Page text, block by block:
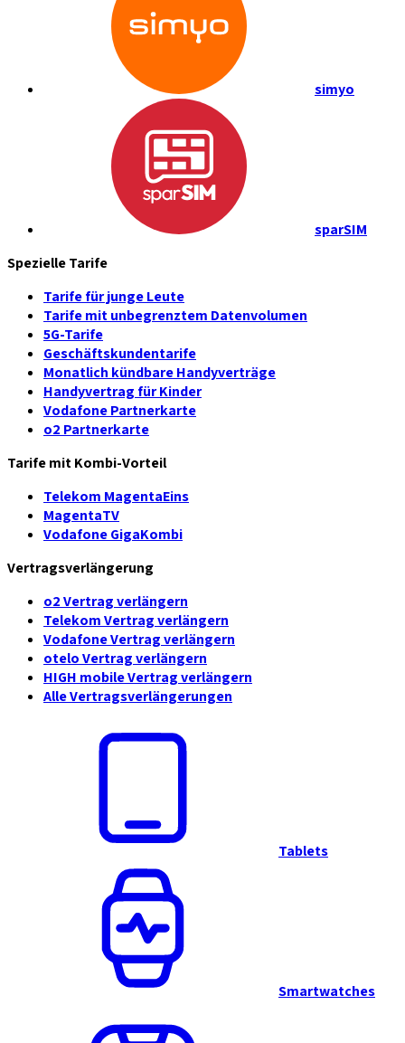
simyo
sparSIM
Spezielle Tarife
Tarife für junge Leute
Tarife mit unbegrenztem Datenvolumen
5G-Tarife
Geschäftskundentarife
Monatlich kündbare Handyverträge
Handyvertrag für Kinder
Vodafone Partnerkarte
o2 Partnerkarte
Tarife mit Kombi-Vorteil
Telekom MagentaEins
MagentaTV
Vodafone GigaKombi
Vertragsverlängerung
o2 Vertrag verlängern
Telekom Vertrag verlängern
Vodafone Vertrag verlängern
otelo Vertrag verlängern
HIGH mobile Vertrag verlängern
Alle Vertragsverlängerungen
Tablets
Smartwatches